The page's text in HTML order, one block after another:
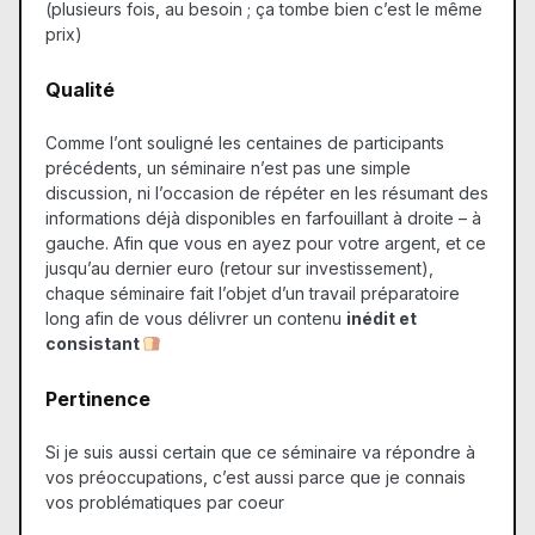
(plusieurs fois, au besoin ; ça tombe bien c’est le même
prix)
Qualité
Comme l’ont souligné les centaines de participants
précédents, un séminaire n’est pas une simple
discussion, ni l’occasion de répéter en les résumant des
informations déjà disponibles en farfouillant à droite – à
gauche. Afin que vous en ayez pour votre argent, et ce
jusqu’au dernier euro (retour sur investissement),
chaque séminaire fait l’objet d’un travail préparatoire
long afin de vous délivrer un contenu inédit et
consistant
Pertinence
Si je suis aussi certain que ce séminaire va répondre à
vos préoccupations, c’est aussi parce que je connais
vos problématiques par coeur